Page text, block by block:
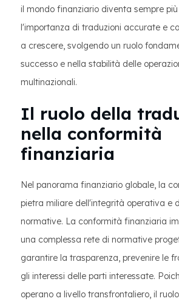
il mondo finanziario diventa sempre
l'importanza di traduzioni accurate e
a crescere, svolgendo un ruolo
successo e nella stabilità delle
multinazionali.
Il ruolo della
nella conformità
finanziaria
Nel panorama finanziario globale, la
pietra miliare dell'integrità operativa e
normative. La conformità finanziaria
una complessa rete di normative
garantire la trasparenza, prevenire le
gli interessi delle parti interessate.
operano a livello transfrontaliero, il